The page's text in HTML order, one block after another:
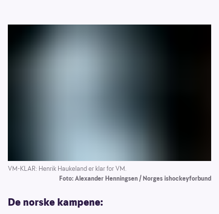
VM-KLAR: Henrik Haukeland er klar for VM.
Foto: Alexander Henningsen / Norges ishockeyforbund
De norske kampene: